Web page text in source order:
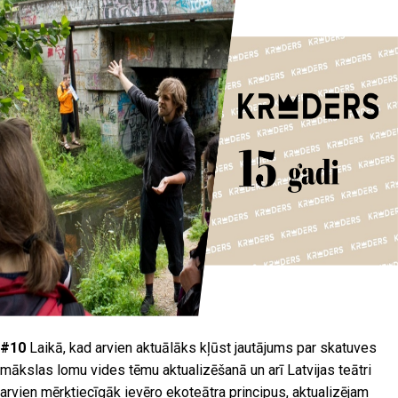
#10 Laikā, kad arvien aktuālāks kļūst jautājums par skatuves
mākslas lomu vides tēmu aktualizēšanā un arī Latvijas teātri
arvien mērķtiecīgāk ievēro ekoteātra principus, aktualizējam